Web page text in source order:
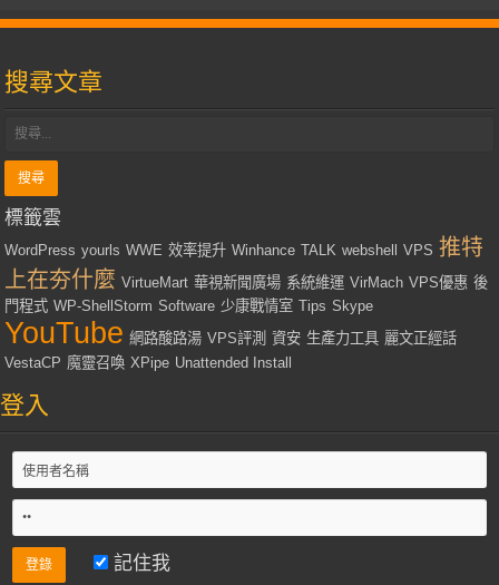
搜尋文章
標籤雲
WordPress yourls WWE 效率提升 Winhance TALK webshell VPS 推特
上在夯什麼 VirtueMart 華視新聞廣場 系統維運 VirMach VPS優惠 後
門程式 WP-ShellStorm Software 少康戰情室 Tips Skype
YouTube 網路酸路湯 VPS評測 資安 生產力工具 麗文正經話
VestaCP 魔靈召喚 XPipe Unattended Install
登入
記住我